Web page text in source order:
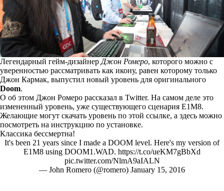
Легендарный гейм-дизайнер Джон Ромеро, которого можно с
уверенностью рассматривать как икону, равен которому только
Джон Кармак, выпустил новый уровень для оригинального
Doom.
О об этом Джон Ромеро рассказал в Twitter. На самом деле это
измененный уровень, уже существующего сценария E1M8.
Желающие могут скачать уровень по этой ссылке, а здесь можно
посмотреть на инструкцию по установке.
Классика бессмертна!
It's been 21 years since I made a DOOM level. Here's my version of
E1M8 using DOOM1.WAD. https://t.co/ueKM7gBbXd
pic.twitter.com/NlmA9aIALN
— John Romero (@romero) January 15, 2016